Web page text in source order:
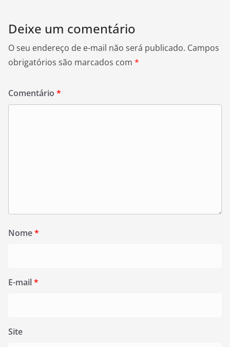
Deixe um comentário
O seu endereço de e-mail não será publicado. Campos
obrigatórios são marcados com *
Comentário *
Nome*
E-mail*
Site